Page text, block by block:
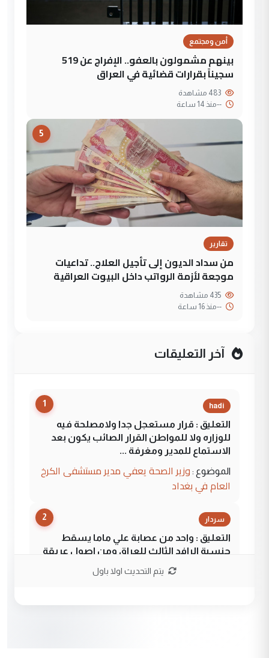
أمن ومجتمع
بينهم مشمولون بالعفو.. الإفراج عن 519
سجيناً بقرارات قضائية في العراق
--منذ 14 ساعة
5
تقارير
من سداد الديون إلى تأجيل العلاج.. تداعيات
موجعة لأزمة الرواتب داخل البيوت العراقية
--منذ 16 ساعة
آخر التعليقات
1 hadi
التعليق : قرار مستعجل جدا ولامصلحة فيه
للوزاره ولا للمواطن القرار الصائب يكون بعد
الاستماع للمدير ومغرفة ...
الموضوع : وزير الصحة يعفي مدير مستشفى الكرخ
العام في بغداد
2 سردار
التعليق : واحد من عصابة علي ماما يسقط
جنسية الرافد الثالث للعراق ومن اصول عريقة
يتم التحديث اولا باول